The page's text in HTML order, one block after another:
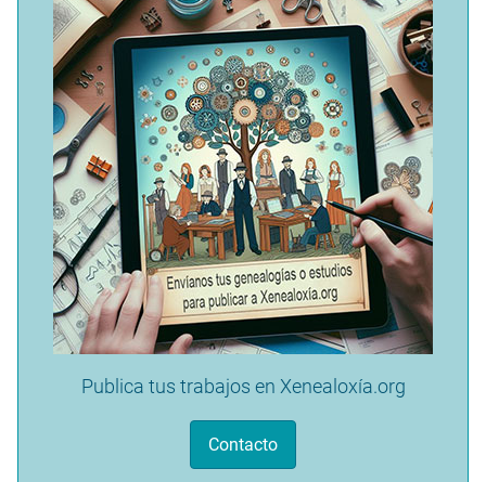
Publica tus trabajos en Xenealoxía.org
Contacto